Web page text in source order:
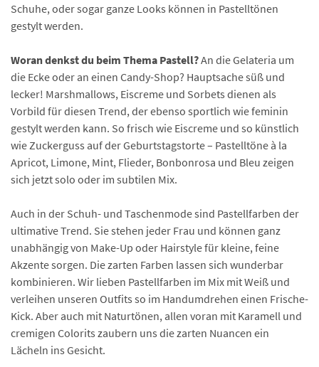
Schuhe, oder sogar ganze Looks können in Pastelltönen
gestylt werden.
Woran denkst du beim Thema Pastell?An die Gelateria um
die Ecke oder an einen Candy-Shop? Hauptsache süß und
lecker! Marshmallows, Eiscreme und Sorbets dienen als
Vorbild für diesen Trend, der ebenso sportlich wie feminin
gestylt werden kann. So frisch wie Eiscreme und so künstlich
wie Zuckerguss auf der Geburtstagstorte – Pastelltöne à la
Apricot, Limone, Mint, Flieder, Bonbonrosa und Bleu zeigen
sich jetzt solo oder im subtilen Mix.
Auch in der Schuh- und Taschenmode sind Pastellfarben der
ultimative Trend. Sie stehen jeder Frau und können ganz
unabhängig von Make-Up oder Hairstyle für kleine, feine
Akzente sorgen. Die zarten Farben lassen sich wunderbar
kombinieren. Wir lieben Pastellfarben im Mix mit Weiß und
verleihen unseren Outfits so im Handumdrehen einen Frische-
Kick. Aber auch mit Naturtönen, allen voran mit Karamell und
cremigen Colorits zaubern uns die zarten Nuancen ein
Lächeln ins Gesicht.